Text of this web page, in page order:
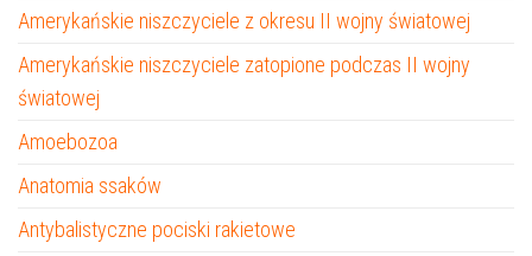
Amerykańskie niszczyciele z okresu II wojny światowej
Amerykańskie niszczyciele zatopione podczas II wojny
światowej
Amoebozoa
Anatomia ssaków
Antybalistyczne pociski rakietowe